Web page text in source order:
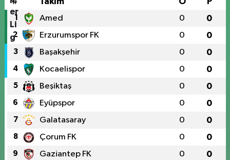
1 Amed 0 0
2 Erzurumspor FK 0 0
3 Başakşehir 0 0
4 Kocaelispor 0 0
5 Beşiktaş 0 0
6 Eyüpspor 0 0
7 Galatasaray 0 0
8 Çorum FK 0 0
9 Gaziantep FK 0 0